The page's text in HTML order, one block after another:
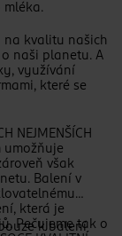
mléka.
na kvalitu našich
naši planetu. A
využívání
které se
NEJMENŠÍCH
umožňuje
však
Balení v
která je
Pečujeme tak o
k balení